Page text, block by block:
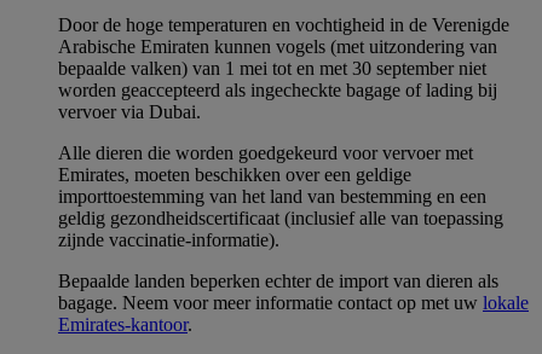
Door de hoge temperaturen en vochtigheid in de Verenigde
Arabische Emiraten kunnen vogels (met uitzondering van
bepaalde valken) van 1 mei tot en met 30 september niet
worden geaccepteerd als ingecheckte bagage of lading bij
vervoer via Dubai.
Alle dieren die worden goedgekeurd voor vervoer met
Emirates, moeten beschikken over een geldige
importtoestemming van het land van bestemming en een
geldig gezondheidscertificaat (inclusief alle van toepassing
zijnde vaccinatie-informatie).
Bepaalde landen beperken echter de import van dieren als
bagage. Neem voor meer informatie contact op met uw lokale
Emirates-kantoor.